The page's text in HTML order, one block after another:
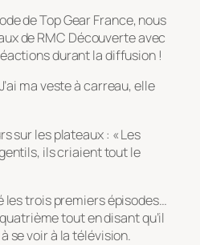
de Top Gear France, nous
de RMC Découverte avec
durant la diffusion !
ma veste à carreau, elle
sur les plateaux : « Les
ils criaient tout le
les trois premiers épisodes…
tout en disant qu’il
se voir à la télévision.